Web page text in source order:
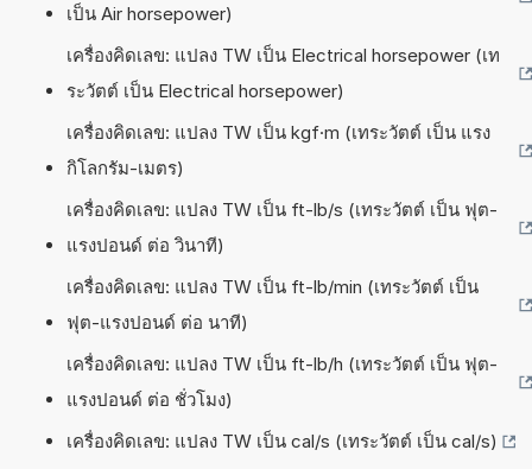
เป็น Air horsepower)
เครื่องคิดเลข: แปลง TW เป็น Electrical horsepower (เท
ระวัตต์ เป็น Electrical horsepower)
เครื่องคิดเลข: แปลง TW เป็น kgf·m (เทระวัตต์ เป็น แรง
กิโลกรัม-เมตร)
เครื่องคิดเลข: แปลง TW เป็น ft-lb/s (เทระวัตต์ เป็น ฟุต-
แรงปอนด์ ต่อ วินาที)
เครื่องคิดเลข: แปลง TW เป็น ft-lb/min (เทระวัตต์ เป็น
ฟุต-แรงปอนด์ ต่อ นาที)
เครื่องคิดเลข: แปลง TW เป็น ft-lb/h (เทระวัตต์ เป็น ฟุต-
แรงปอนด์ ต่อ ชั่วโมง)
เครื่องคิดเลข: แปลง TW เป็น cal/s (เทระวัตต์ เป็น cal/s)